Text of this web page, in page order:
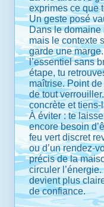
exprimes ce que
Un geste posé
Dans le domaine
mais le contexte
garde une
l’essentiel sans
étape, tu
maîtrise. Point
de tout
concrète et tiens-
À éviter : te
encore besoin
feu vert discret
ou d’un rendez-
précis de la
circuler
devient plus
de confiance.